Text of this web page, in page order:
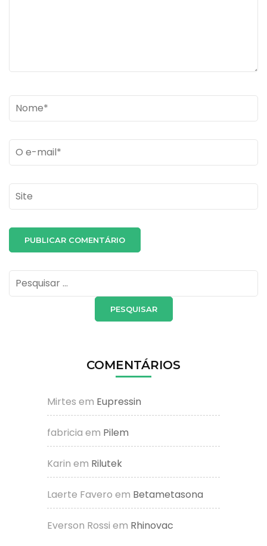
Name*
Email *
Site
Pesquisar
por:
COMENTÁRIOS
Mirtes em Eupressin
fabricia em Pilem
Karin em Rilutek
Laerte Favero em Betametasona
Everson Rossi em Rhinovac